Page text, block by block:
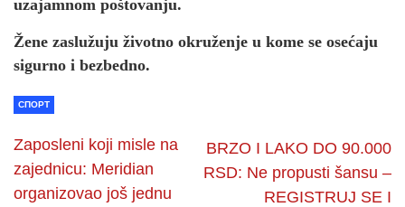
uzajamnom poštovanju.
Žene zaslužuju životno okruženje u kome se osećaju
sigurno i bezbedno.
СПОРТ
Zaposleni koji misle na
zajednicu: Meridian
organizovao još jednu
BRZO I LAKO DO 90.000
RSD: Ne propusti šansu –
REGISTRUJ SE I